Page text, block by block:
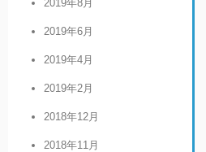
2019年8月
2019年6月
2019年4月
2019年2月
2018年12月
2018年11月